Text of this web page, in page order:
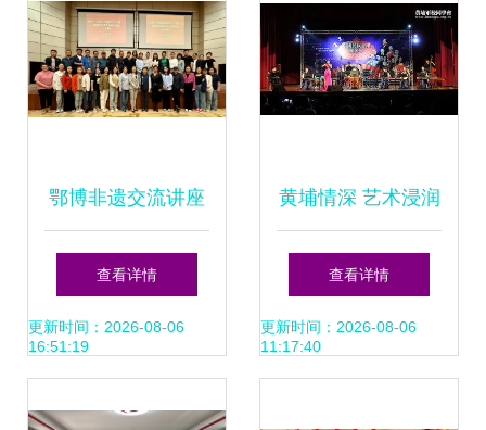
鄂博非遗交流讲座
共绘文化交融新篇
章
查看详情
更新时间：2026-08-06
16:51:19
黄埔情深 艺术浸润
海峡两岸——记黄
埔军校同学会中华
查看详情
更新时间：2026-08-06
11:17:40